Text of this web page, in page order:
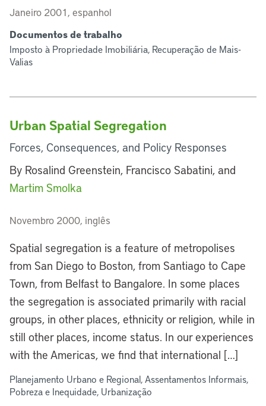
Janeiro 2001, espanhol
Documentos de trabalho
Imposto à Propriedade Imobiliária, Recuperação de Mais-
Valias
Urban Spatial Segregation
Forces, Consequences, and Policy Responses
By Rosalind Greenstein, Francisco Sabatini, and
Martim Smolka
Novembro 2000, inglês
Spatial segregation is a feature of metropolises
from San Diego to Boston, from Santiago to Cape
Town, from Belfast to Bangalore. In some places
the segregation is associated primarily with racial
groups, in other places, ethnicity or religion, while in
still other places, income status. In our experiences
with the Americas, we find that international […]
Planejamento Urbano e Regional, Assentamentos Informais,
Pobreza e Inequidade, Urbanização